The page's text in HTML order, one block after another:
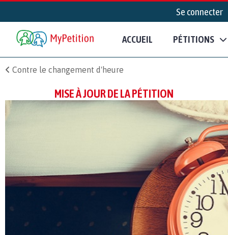
Se connecter
ACCUEIL PÉTITIONS
Contre le changement d'heure
MISE À JOUR DE LA PÉTITION